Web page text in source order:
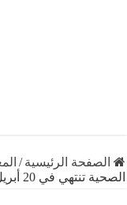
الرئيسية /المغرب/
أبريل و الطوارئ إلى أجل غير مسمى